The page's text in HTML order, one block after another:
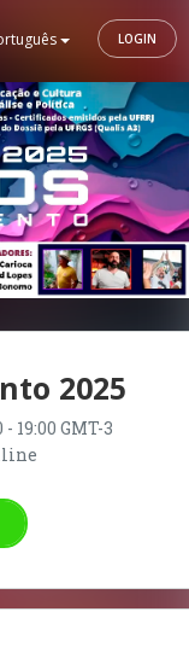
LOGIN
2025
- 19:00 GMT-3